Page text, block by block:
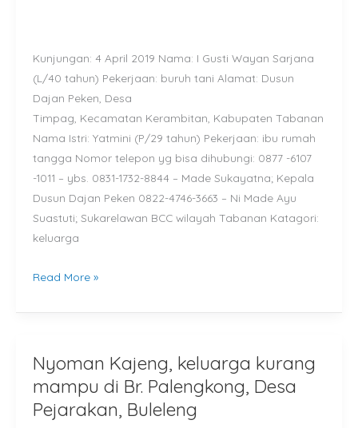
Kunjungan: 4 April 2019 Nama: I Gusti Wayan Sarjana
(L/40 tahun) Pekerjaan: buruh tani Alamat: Dusun
Dajan Peken, Desa
Timpag, Kecamatan Kerambitan, Kabupaten Tabanan
Nama Istri: Yatmini (P/29 tahun) Pekerjaan: ibu rumah
tangga Nomor telepon yg bisa dihubungi: 0877 -6107
-1011 – ybs. 0831-1732-8844 – Made Sukayatna; Kepala
Dusun Dajan Peken 0822-4746-3663 – Ni Made Ayu
Suastuti; Sukarelawan BCC wilayah Tabanan Katagori:
keluarga
yg
tinggal
di
bekas
kandang
babi
di
Tabanan
Read More »
Nyoman Kajeng, keluarga kurang
mampu di Br. Palengkong, Desa
Pejarakan, Buleleng
Nyoman
Kajeng,
keluarga
kurang